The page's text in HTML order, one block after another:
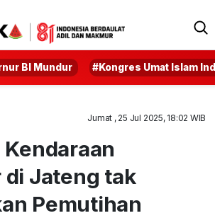
BI Mundur #Kongres Umat Islam
Jumat , 25 Jul 2025, 18:02 WIB
di Jateng tak
Pemutihan